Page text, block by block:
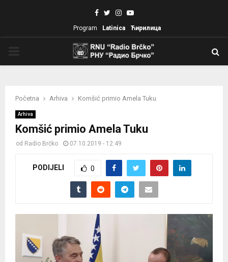
Facebook
TwitterInstagram
Youtube
Program Latinica Ћирилица
Početna Arhiva Komšić primio Amela Tuku
Arhiva
Komšić primio Amela Tuku
od Radio Brčko 07.10.2019 - 12:49
PODIJELI 0